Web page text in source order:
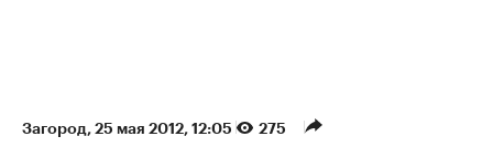
Загород⁠, 25 мая 2012, 12:05 275